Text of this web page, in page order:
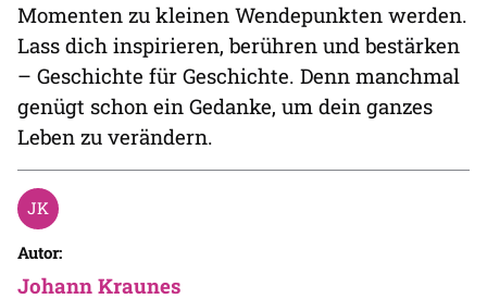
Momenten zu kleinen Wendepunkten werden.
Lass dich inspirieren, berühren und bestärken
– Geschichte für Geschichte. Denn manchmal
genügt schon ein Gedanke, um dein ganzes
Leben zu verändern.
Autor:
Johann Kraunes